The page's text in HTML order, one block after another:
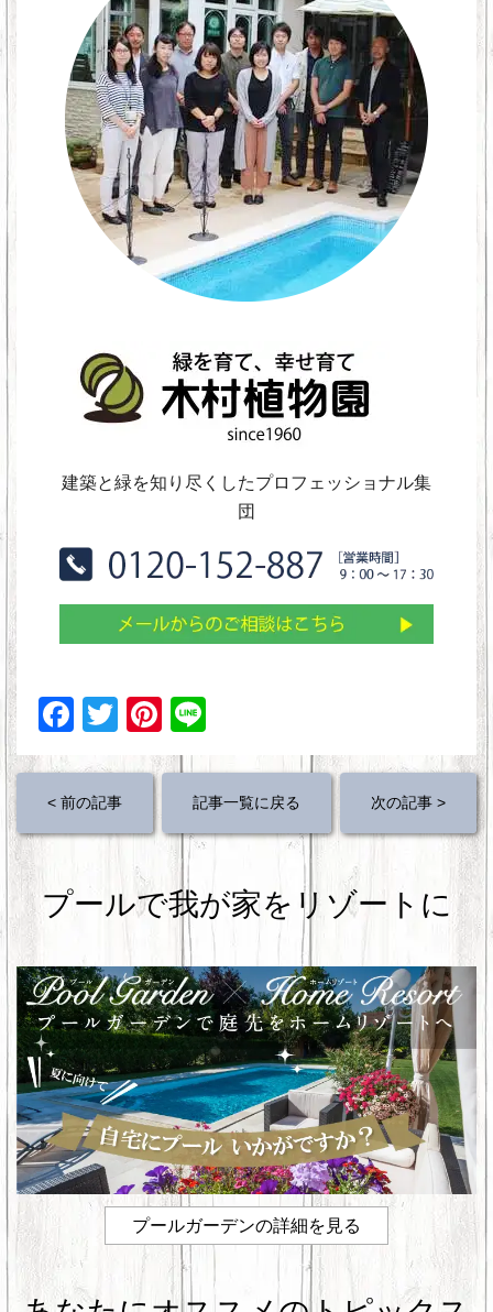
建築と緑を知り尽くしたプロフェッショナル集
団
F
c
e
o
k
T
tt
er
Pi
nt
er
st
e
< 前の記事 記事一覧に戻る 次の記事 >
プールで我が家をリゾートに
プールガーデンの詳細を見る